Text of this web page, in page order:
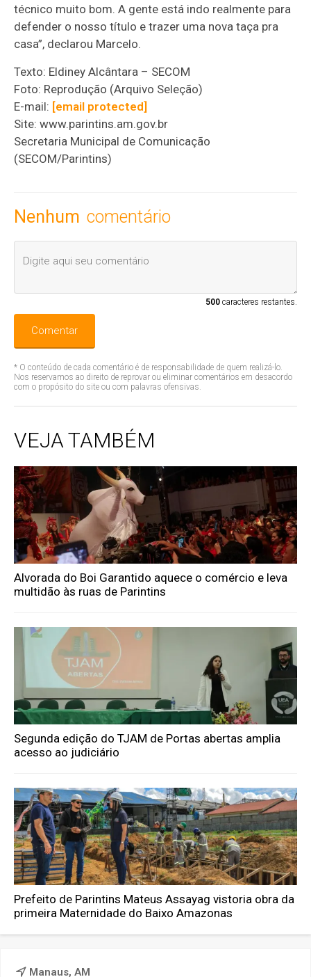
técnico muito bom. A gente está indo realmente para
defender o nosso título e trazer uma nova taça pra
casa”, declarou Marcelo.
Texto: Eldiney Alcântara – SECOM
Foto: Reprodução (Arquivo Seleção)
E-mail: [email protected]
Site: www.parintins.am.gov.br
Secretaria Municipal de Comunicação
(SECOM/Parintins)
Nenhum comentário
500caracteres restantes.
Comentar
* O conteúdo de cada comentário é de responsabilidade de quem realizá-lo.
Nos reservamos ao direito de reprovar ou eliminar comentários em desacordo
com o propósito do site ou com palavras ofensivas.
VEJA TAMBÉM
Alvorada do Boi Garantido aquece o comércio e leva
multidão às ruas de Parintins
Segunda edição do TJAM de Portas abertas amplia
acesso ao judiciário
Prefeito de Parintins Mateus Assayag vistoria obra da
primeira Maternidade do Baixo Amazonas
Manaus, AM